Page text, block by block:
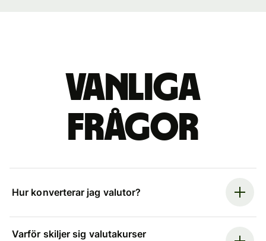
Vanliga
frågor
Hur konverterar jag valutor?
Varför skiljer sig valutakurser